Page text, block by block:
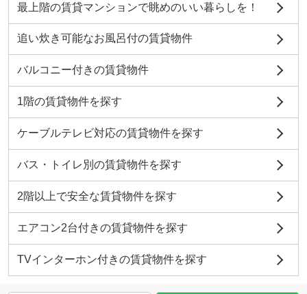
最上階の賃貸マンションで眺めのいい暮らしを！
追い炊き可能なお風呂付の賃貸物件
バルコニー付きの賃貸物件
1階の賃貸物件を探す
ケーブルテレビ対応の賃貸物件を探す
バス・トイレ別の賃貸物件を探す
2階以上で安全な賃貸物件を探す
エアコン2台付きの賃貸物件を探す
TVインターホン付きの賃貸物件を探す